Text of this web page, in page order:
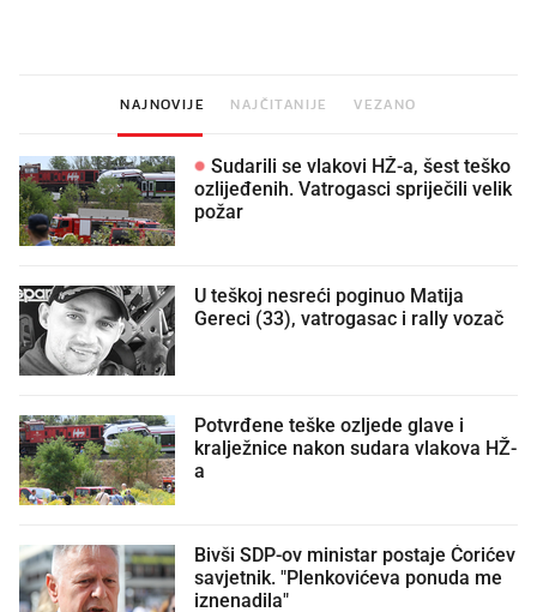
NAJNOVIJE NAJČITANIJE VEZANO
Sudarili se vlakovi HŽ-a, šest teško
ozlijeđenih. Vatrogasci spriječili velik
požar
U teškoj nesreći poginuo Matija
Gereci (33), vatrogasac i rally vozač
Potvrđene teške ozljede glave i
kralježnice nakon sudara vlakova HŽ-
a
Bivši SDP-ov ministar postaje Ćorićev
savjetnik. "Plenkovićeva ponuda me
iznenadila"